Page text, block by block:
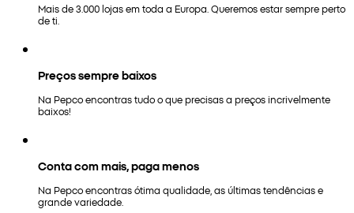
Mais de 3.000 lojas em toda a Europa. Queremos estar sempre perto
de ti.
Preços sempre baixos
Na Pepco encontras tudo o que precisas a preços incrivelmente
baixos!
Conta com mais, paga menos
Na Pepco encontras ótima qualidade, as últimas tendências e
grande variedade.